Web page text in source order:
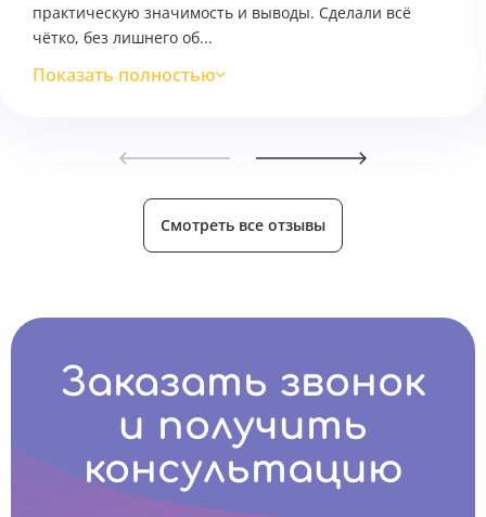
практическую значимость и выводы. Сделали всё
чётко, без лишнего об...
Показать полностью
Смотреть все отзывы
Заказать звонок
и получить
консультацию